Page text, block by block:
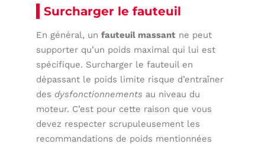
Surcharger le fauteuil
En général, unfauteuil massant ne peut
supporter qu’un poids maximal qui lui est
spécifique. Surcharger le fauteuil en
dépassant le poids limite risque d’entraîner
des dysfonctionnements au niveau du
moteur. C’est pour cette raison que vous
devez respecter scrupuleusement les
recommandations de poids mentionnées